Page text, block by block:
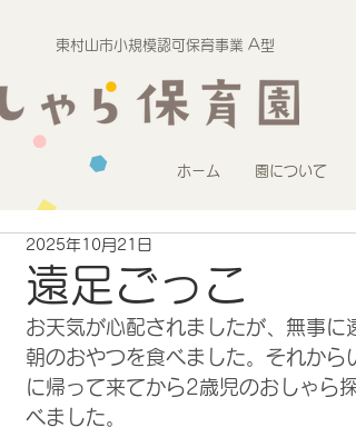
東村山市小規模認可保育事業 A型
ホーム 園について
遠足ごっこ
2025年10月21日
お天気が心配されましたが、無事
朝のおやつを食べました。それか
に帰って来てから2歳児のおしゃら
べました。